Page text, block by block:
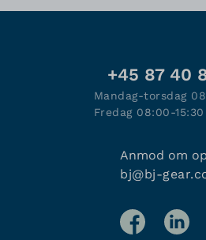
+45 87 40
Mandag-torsdag
Fredag 08:00-15:30
Anmod om
bj@bj-